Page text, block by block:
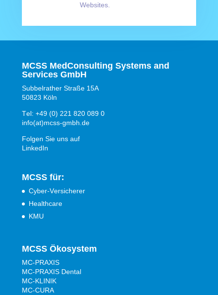
Websites.
MCSS MedConsulting Systems and
Services GmbH
Subbelrather Straße 15A
50823 Köln
Tel: +49 (0) 221 820 089 0
info(at)mcss-gmbh.de
Folgen Sie uns auf
LinkedIn
MCSS für:
Cyber-Versicherer
Healthcare
KMU
MCSS Ökosystem
MC-PRAXIS
MC-PRAXIS Dental
MC-KLINIK
MC-CURA